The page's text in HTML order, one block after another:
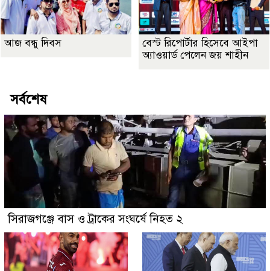
আজ বন্ধু দিবস
বেস্ট রিপোর্টার হিসেবে আইপা
অ্যাওয়ার্ড পেলেন জয় শাহীন
সর্বশেষ
সিরাজগঞ্জে বাস ও ট্রাকের সংঘর্ষে নিহত ২